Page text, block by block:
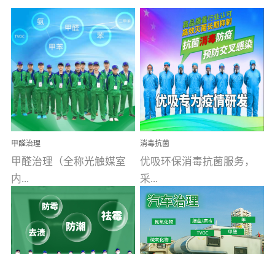
甲醛治理
甲醛治理（全称光触媒室
内...
空气污染净化治理）工业
文明的进步，创造了多姿
消毒抗菌
优吸环保消毒抗菌服务，
采...
用行业公认奥维牌消毒
液，具备杀死人体冠状病